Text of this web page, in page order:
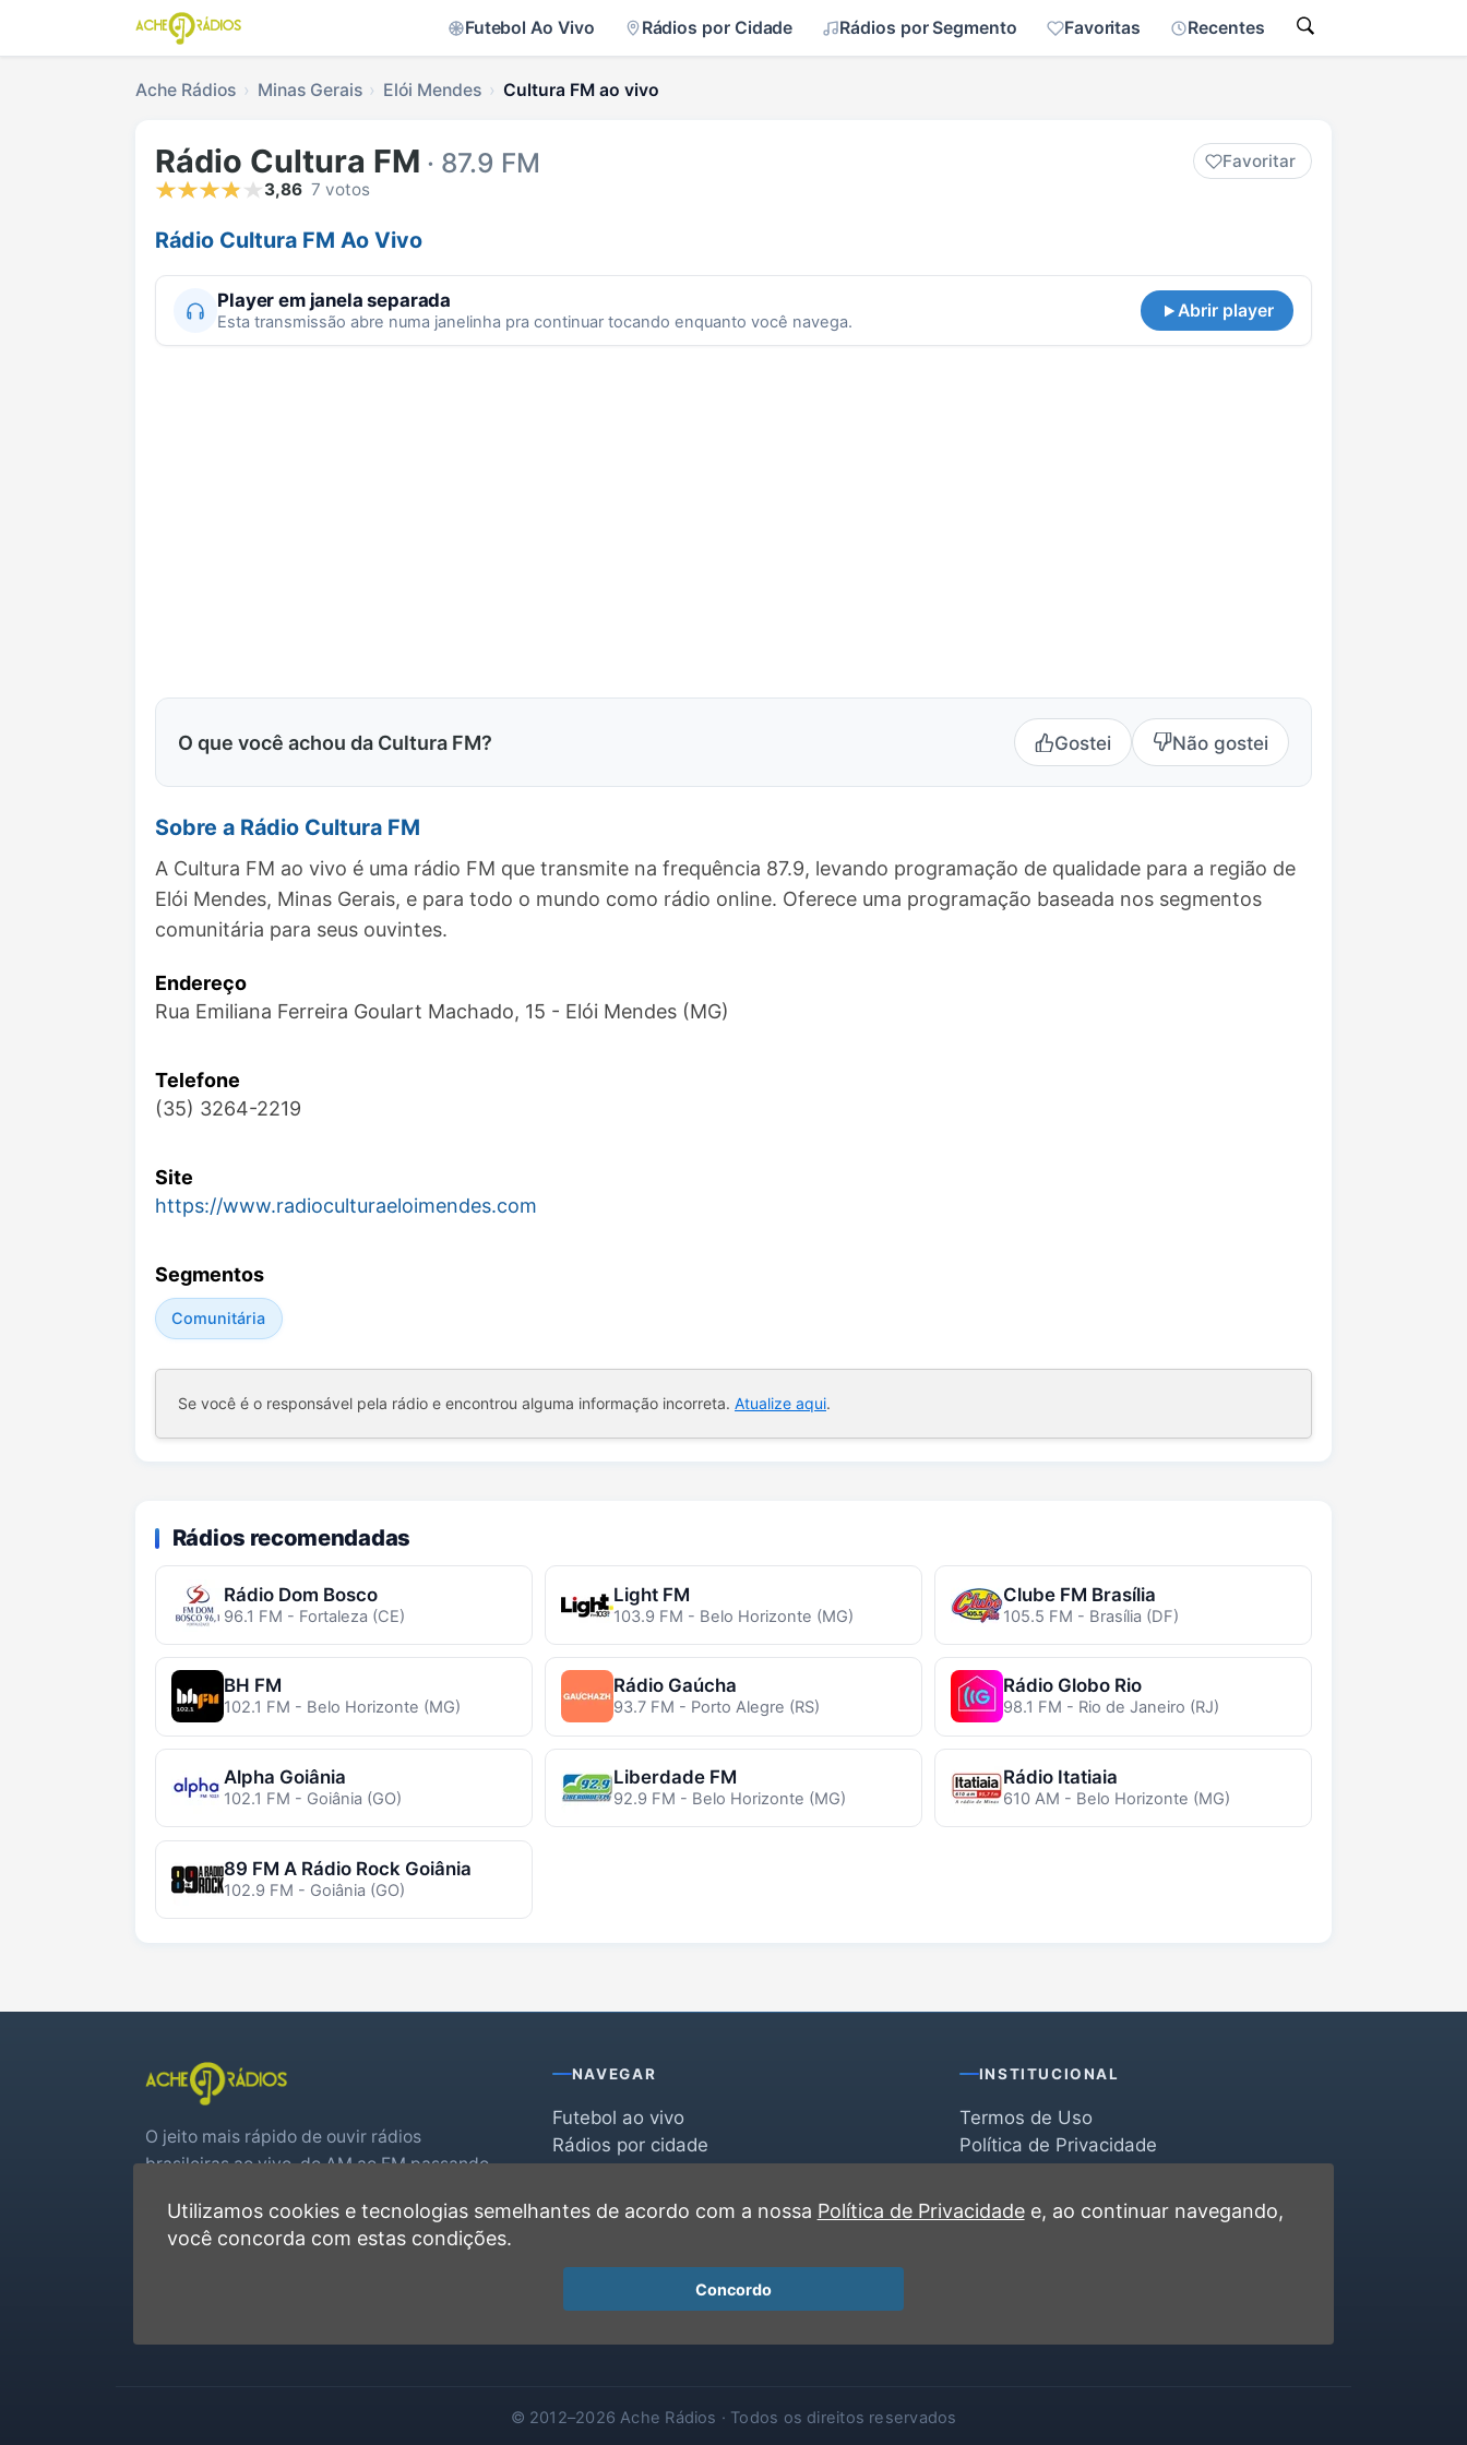
Futebol Ao Vivo Rádios por Cidade Rádios por Segmento Favoritas Recentes
Ache Rádios Minas Gerais Elói Mendes Cultura FM ao vivo
Rádio Cultura FM · 87.9 FM
Favoritar
3,86 7 votos
Rádio Cultura FM Ao Vivo
Player em janela separada
Esta transmissão abre numa janelinha pra continuar tocando enquanto você navega.
Abrir player
O que você achou da Cultura FM? Gostei Não gostei
Sobre a Rádio Cultura FM
A Cultura FM ao vivo é uma rádio FM que transmite na frequência 87.9, levando programação de qualidade para a região de
Elói Mendes, Minas Gerais, e para todo o mundo como rádio online. Oferece uma programação baseada nos segmentos
comunitária para seus ouvintes.
Endereço
Rua Emiliana Ferreira Goulart Machado, 15 - Elói Mendes (MG)
Telefone
(35) 3264-2219
Site
https://www.radioculturaeloimendes.com
Segmentos
Comunitária
Se você é o responsável pela rádio e encontrou alguma informação incorreta. Atualize aqui.
Rádios recomendadas
Rádio Dom Bosco
96.1 FM - Fortaleza (CE)
Light FM
103.9 FM - Belo Horizonte (MG)
Clube FM Brasília
105.5 FM - Brasília (DF)
BH FM
102.1 FM - Belo Horizonte (MG)
Rádio Gaúcha
93.7 FM - Porto Alegre (RS)
Rádio Globo Rio
98.1 FM - Rio de Janeiro (RJ)
Alpha Goiânia
102.1 FM - Goiânia (GO)
Liberdade FM
92.9 FM - Belo Horizonte (MG)
Rádio Itatiaia
610 AM - Belo Horizonte (MG)
89 FM A Rádio Rock Goiânia
102.9 FM - Goiânia (GO)
O jeito mais rápido de ouvir rádios
brasileiras ao vivo, do AM ao FM passando
real.
NAVEGAR
Futebol ao vivo
Rádios por cidade
Favoritas
INSTITUCIONAL
Termos de Uso
Política de Privacidade
Contato
© 2012–2026 Ache Rádios · Todos os direitos reservados
Utilizamos cookies e tecnologias semelhantes de acordo com a nossa Política de Privacidadee, ao continuar navegando,
você concorda com estas condições.
Concordo